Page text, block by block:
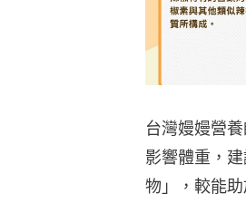
台灣嫚嫚營
影響體重，
物」，較能